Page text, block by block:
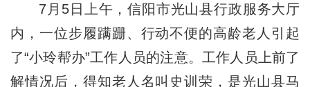
7月5日上午，信阳市光山县行政服务大厅
内，一位步履蹒跚、行动不便的高龄老人引起
了“小玲帮办”工作人员的注意。工作人员上前了
解情况后，得知老人名叫史训荣，是光山县马